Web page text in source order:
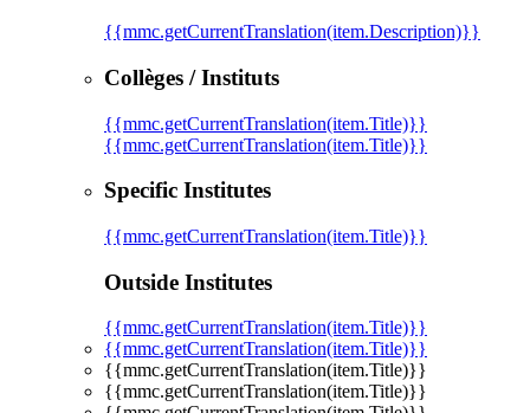
{{mmc.getCurrentTranslation(item.Description)}}
Collèges / Instituts
{{mmc.getCurrentTranslation(item.Title)}}
{{mmc.getCurrentTranslation(item.Title)}}
Specific Institutes
{{mmc.getCurrentTranslation(item.Title)}}
Outside Institutes
{{mmc.getCurrentTranslation(item.Title)}}
{{mmc.getCurrentTranslation(item.Title)}}
{{mmc.getCurrentTranslation(item.Title)}}
{{mmc.getCurrentTranslation(item.Title)}}